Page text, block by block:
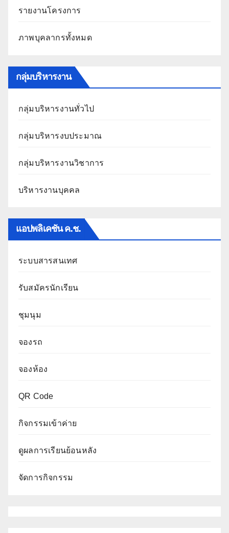
รายงานโครงการ
ภาพบุคลากรทั้งหมด
กลุ่มบริหารงาน
กลุ่มบริหารงานทั่วไป
กลุ่มบริหารงบประมาณ
กลุ่มบริหารงานวิชาการ
บริหารงานบุคคล
แอปพลิเคชัน ค.ช.
ระบบสารสนเทศ
รับสมัครนักเรียน
ชุมนุม
จองรถ
จองห้อง
QR Code
กิจกรรมเข้าค่าย
ดูผลการเรียนย้อนหลัง
จัดการกิจกรรม